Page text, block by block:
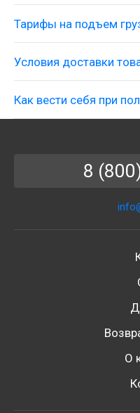
Тарифы на подъем
Условия доставки
Как вести себя при
8
О